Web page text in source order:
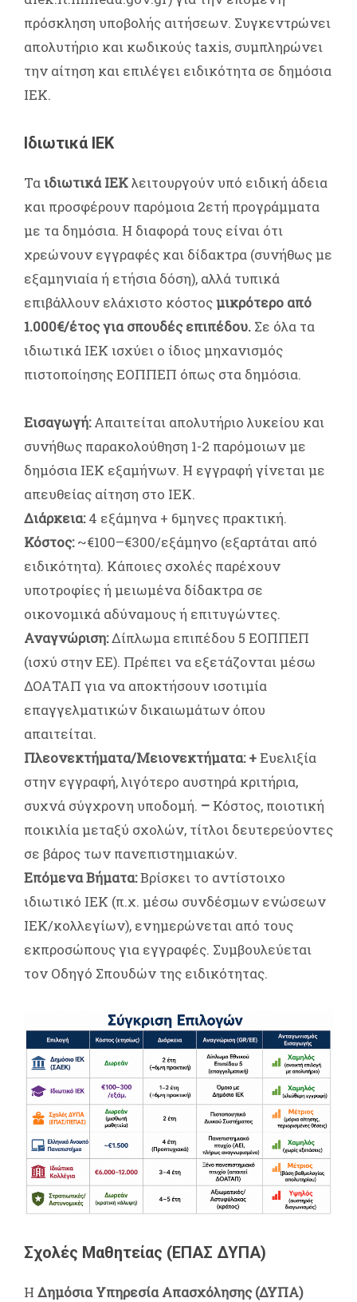
πρόσκληση υποβολής αιτήσεων. Συγκεντρώνει
απολυτήριο και κωδικούς taxis, συμπληρώνει
την αίτηση και επιλέγει ειδικότητα σε δημόσια
ΙΕΚ.
Ιδιωτικά ΙΕΚ
Ταιδιωτικά ΙΕΚλειτουργούν υπό ειδική άδεια
και προσφέρουν παρόμοια 2ετή προγράμματα
με τα δημόσια. Η διαφορά τους είναι ότι
χρεώνουν εγγραφές και δίδακτρα (συνήθως με
εξαμηνιαία ή ετήσια δόση), αλλά τυπικά
επιβάλλουν ελάχιστο κόστοςμικρότερο από
1.000€/έτος για σπουδές επιπέδου. Σε όλα τα
ιδιωτικά ΙΕΚ ισχύει ο ίδιος μηχανισμός
πιστοποίησης ΕΟΠΠΕΠ όπως στα δημόσια.
Εισαγωγή:Απαιτείται απολυτήριο λυκείου και
συνήθως παρακολούθηση 1-2 παρόμοιων με
δημόσια ΙΕΚ εξαμήνων. Η εγγραφή γίνεται με
απευθείας αίτηση στο ΙΕΚ.
Διάρκεια:4 εξάμηνα + 6μηνες πρακτική.
Κόστος:~€100–€300/εξάμηνο (εξαρτάται από
ειδικότητα). Κάποιες σχολές παρέχουν
υποτροφίες ή μειωμένα δίδακτρα σε
οικονομικά αδύναμους ή επιτυγώντες.
Αναγνώριση:Δίπλωμα επιπέδου 5 ΕΟΠΠΕΠ
(ισχύ στην ΕΕ). Πρέπει να εξετάζονται μέσω
ΔΟΑΤΑΠ για να αποκτήσουν ισοτιμία
επαγγελματικών δικαιωμάτων όπου
απαιτείται.
Πλεονεκτήματα/Μειονεκτήματα: +Ευελιξία
στην εγγραφή, λιγότερο αυστηρά κριτήρια,
συχνά σύγχρονη υποδομή. – Κόστος, ποιοτική
ποικιλία μεταξύ σχολών, τίτλοι δευτερεύοντες
σε βάρος των πανεπιστημιακών.
Επόμενα Βήματα:Βρίσκει το αντίστοιχο
ιδιωτικό ΙΕΚ (π.χ. μέσω συνδέσμων ενώσεων
ΙΕΚ/κολλεγίων), ενημερώνεται από τους
εκπροσώπους για εγγραφές. Συμβουλεύεται
τον Οδηγό Σπουδών της ειδικότητας.
Σχολές Μαθητείας (ΕΠΑΣ ΔΥΠΑ)
Η Δημόσια Υπηρεσία Απασχόλησης (ΔΥΠΑ)